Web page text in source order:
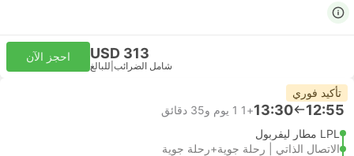
USD 313
شامل الضرائب للبالغ
احجز الآن
تأكيد فوري
12:55
13:30
+1
1 يوم و‫35 دقائق
LPL مطار ليفربول
الاتصال الذاتي | رحلة جوية+رحلة جوية